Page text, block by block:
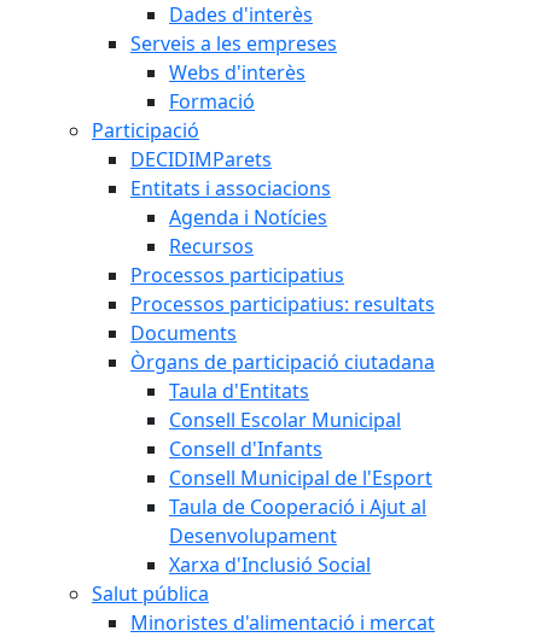
Dades d'interès
Serveis a les empreses
Webs d'interès
Formació
Participació
DECIDIMParets
Entitats i associacions
Agenda i Notícies
Recursos
Processos participatius
Processos participatius: resultats
Documents
Òrgans de participació ciutadana
Taula d'Entitats
Consell Escolar Municipal
Consell d'Infants
Consell Municipal de l'Esport
Taula de Cooperació i Ajut al
Desenvolupament
Xarxa d'Inclusió Social
Salut pública
Minoristes d'alimentació i mercat